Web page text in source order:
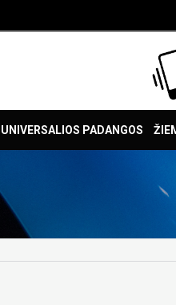
UNIVERSALIOS PADANGOS